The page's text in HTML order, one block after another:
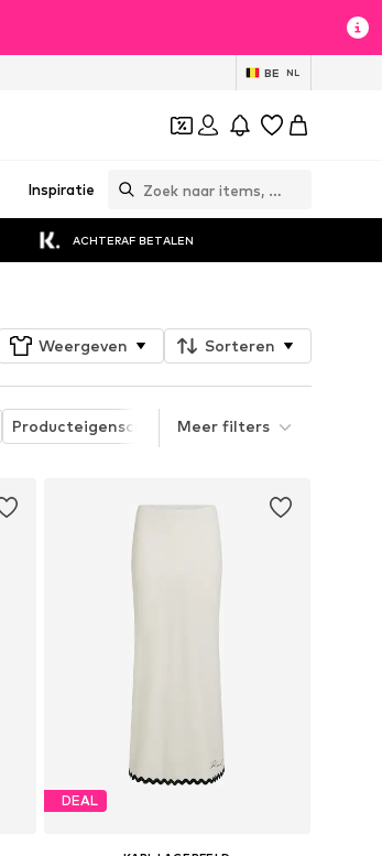
BE NL
Inspiratie
ACHTERAF BETALEN
Weergeven Sorteren
Producteigenschappen Speciaal
Meer filters
DEAL